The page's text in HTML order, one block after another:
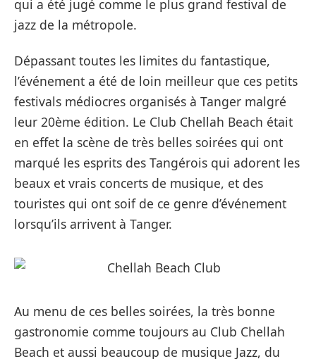
qui a été jugé comme le plus grand festival de
jazz de la métropole.
Dépassant toutes les limites du fantastique,
l’événement a été de loin meilleur que ces petits
festivals médiocres organisés à Tanger malgré
leur 20ème édition. Le Club Chellah Beach était
en effet la scène de très belles soirées qui ont
marqué les esprits des Tangérois qui adorent les
beaux et vrais concerts de musique, et des
touristes qui ont soif de ce genre d’événement
lorsqu’ils arrivent à Tanger.
Au menu de ces belles soirées, la très bonne
gastronomie comme toujours au Club Chellah
Beach et aussi beaucoup de musique Jazz, du